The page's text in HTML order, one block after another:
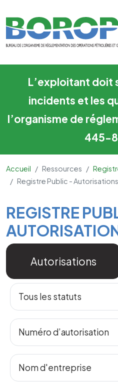
L’exploitant doit
incidents et les
l’organisme de
445-
Accueil Ressources
Registre Public - Autorisations
Main Content
REGISTRE
Autorisations